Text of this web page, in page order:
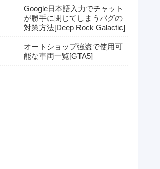
Google日本語入力でチャット
が勝手に閉じてしまうバグの
対策方法[Deep Rock Galactic]
オートショップ強盗で使用可
能な車両一覧[GTA5]